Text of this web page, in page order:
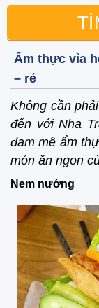
Ẩm thực vỉa
– rẻ
Không cần
đến với Nha
đam mê ẩm
món ăn ngon
Nem nướng